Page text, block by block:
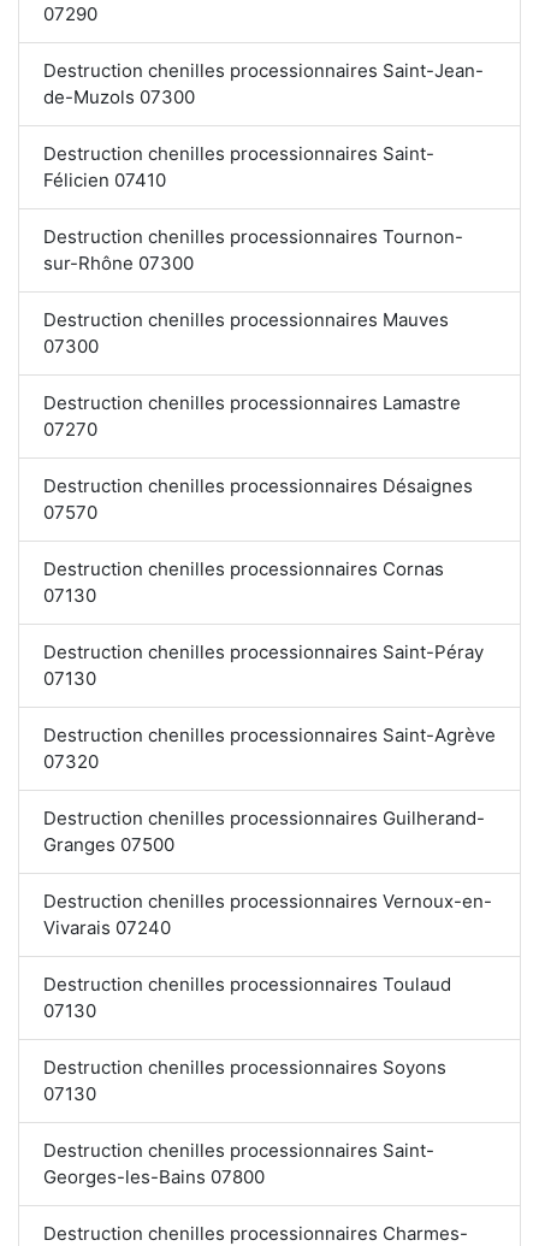
07290
Destruction chenilles processionnaires Saint-Jean-
de-Muzols 07300
Destruction chenilles processionnaires Saint-
Félicien 07410
Destruction chenilles processionnaires Tournon-
sur-Rhône 07300
Destruction chenilles processionnaires Mauves
07300
Destruction chenilles processionnaires Lamastre
07270
Destruction chenilles processionnaires Désaignes
07570
Destruction chenilles processionnaires Cornas
07130
Destruction chenilles processionnaires Saint-Péray
07130
Destruction chenilles processionnaires Saint-Agrève
07320
Destruction chenilles processionnaires Guilherand-
Granges 07500
Destruction chenilles processionnaires Vernoux-en-
Vivarais 07240
Destruction chenilles processionnaires Toulaud
07130
Destruction chenilles processionnaires Soyons
07130
Destruction chenilles processionnaires Saint-
Georges-les-Bains 07800
Destruction chenilles processionnaires Charmes-